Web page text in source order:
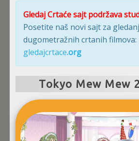
Gledaj Crtaće sajt podržava
Posetite naš novi sajt za
dugometražnih crtanih filmova:
gledajcrtace.org
Tokyo Mew Mew